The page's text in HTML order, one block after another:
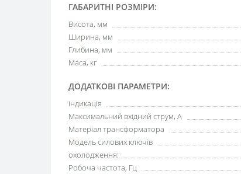
ГАБАРИТНІ РОЗМІРИ:
Висота, мм
Ширина, мм
Глибина, мм
Маса, кг
ДОДАТКОВІ ПАРАМЕТРИ:
індикація
Максимальний вхідний струм, А
Матеріал трансформатора
Модель силових ключів
охолодження:
Робоча частота, Гц